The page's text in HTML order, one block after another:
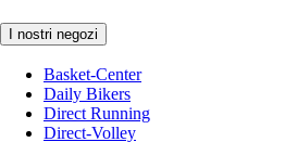
I nostri negozi
Basket-Center
Daily Bikers
Direct Running
Direct-Volley